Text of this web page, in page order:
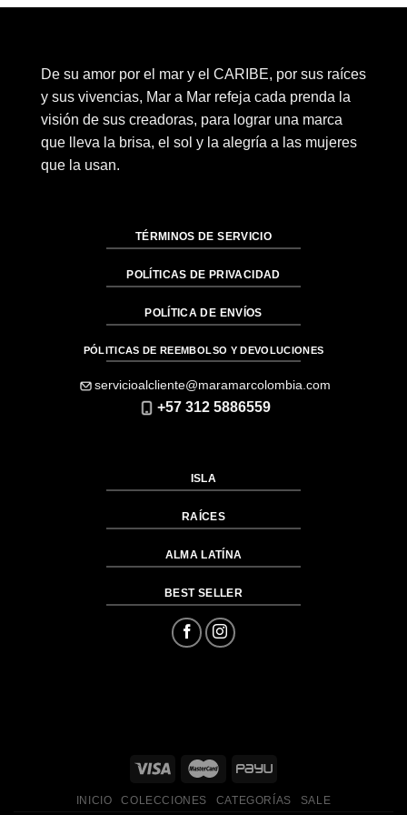
De su amor por el mar y el CARIBE, por sus raíces
y sus vivencias, Mar a Mar refeja cada prenda la
visión de sus creadoras, para lograr una marca
que lleva la brisa, el sol y la alegría a las mujeres
que la usan.
TÉRMINOS DE SERVICIO
POLÍTICAS DE PRIVACIDAD
POLÍTICA DE ENVÍOS
PÓLITICAS DE REEMBOLSO Y DEVOLUCIONES
servicioalcliente@maramarcolombia.com
+57 312 5886559
ISLA
RAÍCES
ALMA LATÍNA
BEST SELLER
INICIO COLECCIONES CATEGORÍAS SALE